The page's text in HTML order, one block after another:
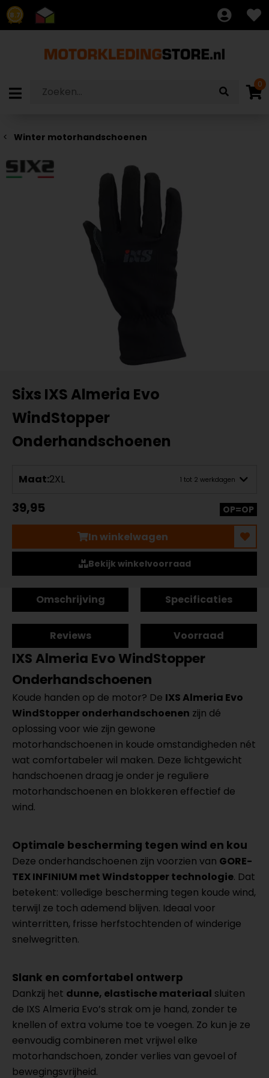
8.7
0
Winter motorhandschoenen
Sixs IXS Almeria Evo
WindStopper
Onderhandschoenen
Maat:2XL 1 tot 2 werkdagen
39,95 OP=OP
In winkelwagen
Bekijk winkelvoorraad
Omschrijving Specificaties
Reviews Voorraad
IXS Almeria Evo WindStopper
Onderhandschoenen
Koude handen op de motor? De IXS Almeria Evo
WindStopper onderhandschoenen zijn dé
oplossing voor wie zijn gewone
motorhandschoenen in koude omstandigheden nét
wat comfortabeler wil maken. Deze lichtgewicht
handschoenen draag je onder je reguliere
motorhandschoenen en blokkeren effectief de
wind.
Optimale bescherming tegen wind en kou
Deze onderhandschoenen zijn voorzien van GORE-
TEX INFINIUM met Windstopper technologie. Dat
betekent: volledige bescherming tegen koude wind,
terwijl ze toch ademend blijven. Ideaal voor
winterritten, frisse herfstochtenden of winderige
snelwegritten.
Slank en comfortabel ontwerp
Dankzij het dunne, elastische materiaal sluiten
de IXS Almeria Evo’s strak om je hand, zonder te
knellen of extra volume toe te voegen. Zo kun je ze
eenvoudig combineren met vrijwel elke
motorhandschoen, zonder verlies van gevoel of
bewegingsvrijheid.